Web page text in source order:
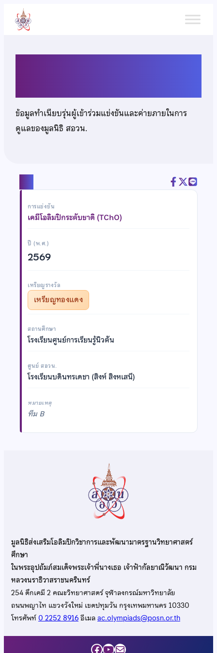
เนื้อหา
ข้อมูลทำเนียบรุ่นผู้เข้าร่วมแข่งขันและค่ายภายในการ
ดูแลของมูลนิธิ สอวน.
การแข่งขัน
เคมีโอลิมปิกระดับชาติ (TChO)
ปี (พ.ศ.)
2569
เหรียญรางวัล
เหรียญทองแดง
สถานศึกษา
โรงเรียนศูนย์การเรียนรู้นิวตัน
ศูนย์ สอวน.
โรงเรียนบดินทรเดชา (สิงห์ สิงหเสนี)
หมายเหตุ
ทีม B
มูลนิธิส่งเสริมโอลิมปิกวิชาการและพัฒนามาตรฐานวิทยาศาสตร์
ศึกษา
ในพระอุปถัมภ์สมเด็จพระเจ้าพี่นางเธอ เจ้าฟ้ากัลยาณิวัฒนา กรม
หลวงนราธิวาสราชนครินทร์
254 ตึกเคมี 2 คณะวิทยาศาสตร์ จุฬาลงกรณ์มหาวิทยาลัย
ถนนพญาไท แขวงวังใหม่ เขตปทุมวัน กรุงเทพมหานคร 10330
โทรศัพท์0 2252 8916อีเมลac.olympiads@posn.or.th
Facebook
YouTube
Mail